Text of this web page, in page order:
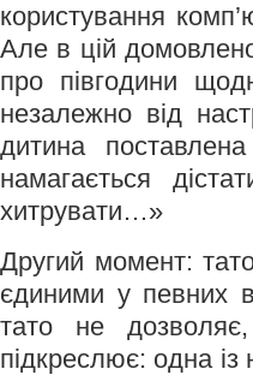
користування
Але в цій
про півгодини
незалежно від
дитина
намагається
хитрувати…»
Другий момент:
єдиними у певних
тато не
підкреслює: одна